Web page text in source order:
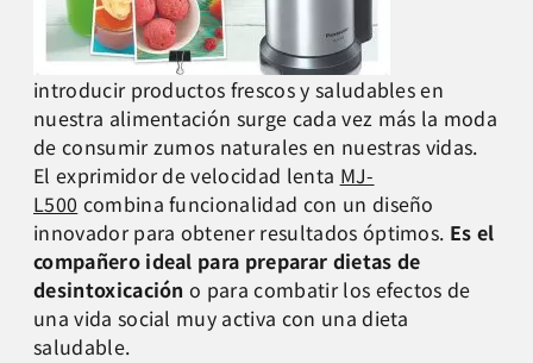
introducir productos frescos y saludables en
nuestra alimentación surge cada vez más la moda
de consumir zumos naturales en nuestras vidas.
El exprimidor de velocidad lenta MJ-
L500 combina funcionalidad con un diseño
innovador para obtener resultados óptimos. Es el
compañero ideal para preparar dietas de
desintoxicación o para combatir los efectos de
una vida social muy activa con una dieta
saludable.